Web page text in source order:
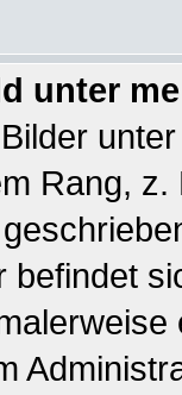
unter
Rang,
befindet